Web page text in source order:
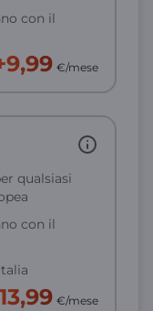
con il
€/mese
qualsiasi
con il
€/mese